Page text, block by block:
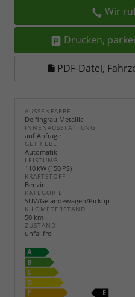
Wir
Drucken,
PDF-Datei,
AUSSENFARBE
Delfingrau Metallic
INNENAUSSTATTUNG
auf Anfrage
GETRIEBE
Automatik
LEISTUNG
110 kW (150 PS)
KRAFTSTOFF
Benzin
KATEGORIE
SUV/Geländewagen/Pickup
KILOMETERSTAND
50 km
ZUSTAND
unfallfrei